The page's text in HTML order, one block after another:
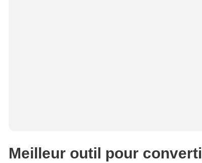
Meilleur outil pour